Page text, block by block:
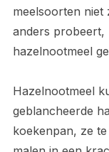
meelsoorten niet
anders probeert,
hazelnootmeel
Hazelnootmeel
geblancheerde
koekenpan, ze